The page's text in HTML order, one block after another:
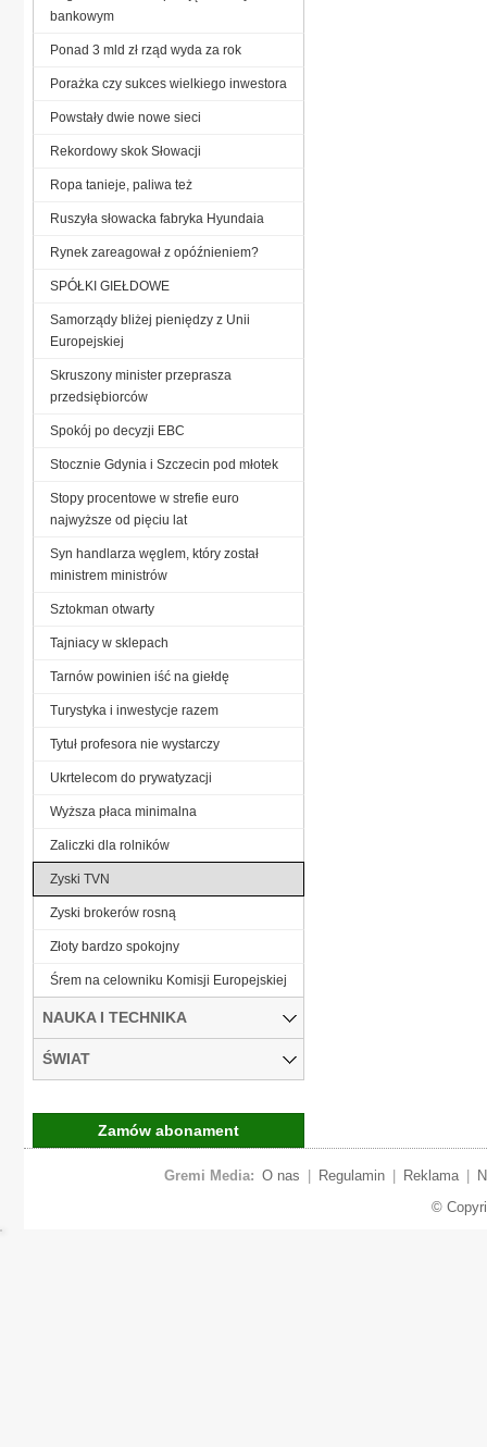
bankowym
Ponad 3 mld zł rząd wyda za rok
Porażka czy sukces wielkiego inwestora
Powstały dwie nowe sieci
Rekordowy skok Słowacji
Ropa tanieje, paliwa też
Ruszyła słowacka fabryka Hyundaia
Rynek zareagował z opóźnieniem?
SPÓŁKI GIEŁDOWE
Samorządy bliżej pieniędzy z Unii
Europejskiej
Skruszony minister przeprasza
przedsiębiorców
Spokój po decyzji EBC
Stocznie Gdynia i Szczecin pod młotek
Stopy procentowe w strefie euro
najwyższe od pięciu lat
Syn handlarza węglem, który został
ministrem ministrów
Sztokman otwarty
Tajniacy w sklepach
Tarnów powinien iść na giełdę
Turystyka i inwestycje razem
Tytuł profesora nie wystarczy
Ukrtelecom do prywatyzacji
Wyższa płaca minimalna
Zaliczki dla rolników
Zyski TVN
Zyski brokerów rosną
Złoty bardzo spokojny
Śrem na celowniku Komisji Europejskiej
NAUKA I TECHNIKA
ŚWIAT
Zamów abonament
Gremi Media: O nas Regulamin Reklama
©